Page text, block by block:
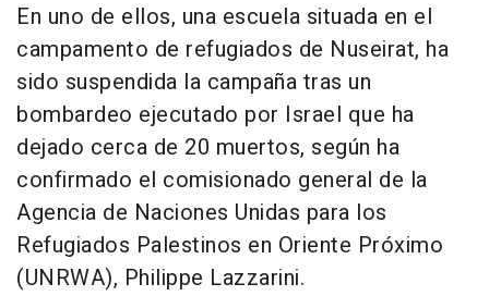
En uno de ellos, una escuela situada en el
campamento de refugiados de Nuseirat, ha
sido suspendida la campaña tras un
bombardeo ejecutado por Israel que ha
dejado cerca de 20 muertos, según ha
confirmado el comisionado general de la
Agencia de Naciones Unidas para los
Refugiados Palestinos en Oriente Próximo
(UNRWA), Philippe Lazzarini.